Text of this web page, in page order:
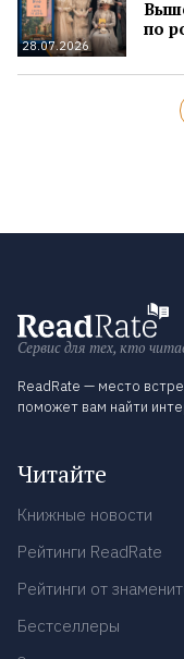
28.07.2026
по
Сервис для тех, кто
ReadRate — место
поможет вам найти
Читайте
Книжные новости
Рейтинги ReadRate
Рейтинги от
Бестселлеры